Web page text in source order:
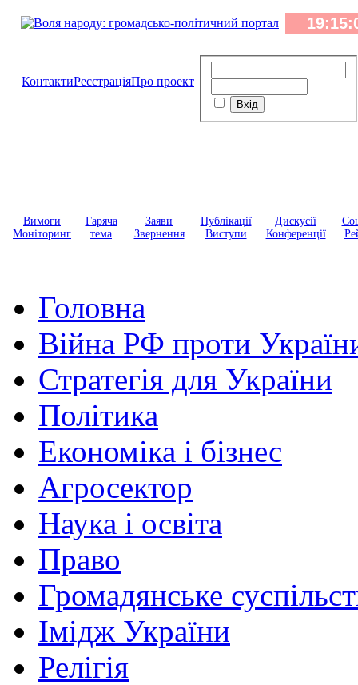
КонтактиРеєстраціяПро проект
Вимоги
Моніторинг
Гаряча
тема
Заяви
Звернення
Публікації
Виступи
Дискусії
Конференції
Головна
Війна РФ проти
Стратегія для України
Політика
Економіка і бізнес
Агросектор
Наука і освіта
Право
Громадянське
Імідж України
Релігія